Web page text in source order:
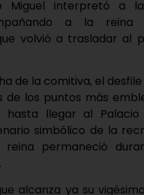
Miguel interpretó a
a la reina
volvió a trasladar al
de la comitiva, el
de los puntos más
hasta llegar al Palacio
simbólico de la
permaneció
alcanza ya su